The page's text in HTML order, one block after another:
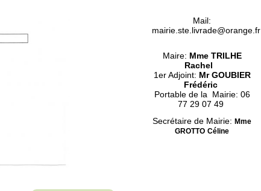
Mail:
mairie.ste.livrade@orange.fr
Maire: Mme TRILHE
Rachel
1er Adjoint: Mr GOUBIER
Frédéric
Portable de la Mairie: 06
77 29 07 49
Secrétaire de Mairie: Mme
GROTTO Céline